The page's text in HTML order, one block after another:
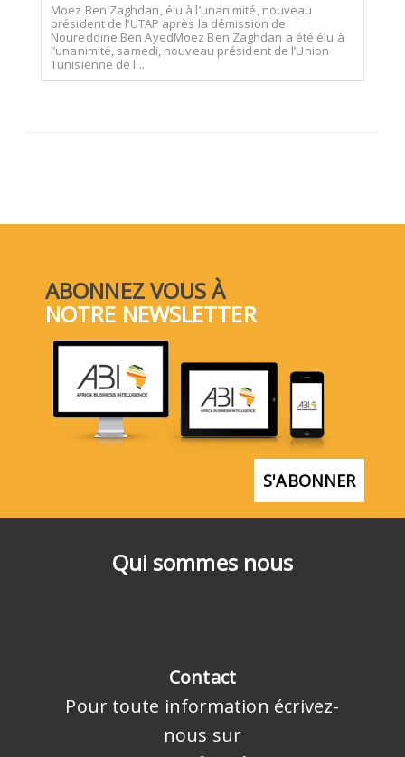
Moez Ben Zaghdan, élu à l’unanimité, nouveau
président de l’UTAP après la démission de
Noureddine Ben AyedMoez Ben Zaghdan a été élu à
l’unanimité, samedi, nouveau président de l’Union
Tunisienne de l...
Qui sommes nous
Contact
Pour toute information écrivez-
nous sur
ABONNEZ VOUS À
NOTRE NEWSLETTER
S'ABONNER